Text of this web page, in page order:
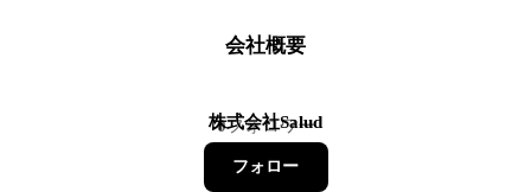
会社概要
株式会社Salud
0フォロワー
フォロー